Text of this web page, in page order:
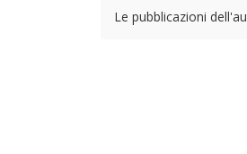
Le pubblicazioni